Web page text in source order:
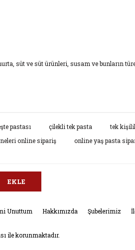
süt ve süt ürünleri, susam ve bunların
Bu ürüne ilk yorumu siz yapın!
pastası çilekli tek pasta tek
online sipariş online yaş pasta
EKLE
Unuttum Hakkımızda Şubelerimiz
ile korunmaktadır.